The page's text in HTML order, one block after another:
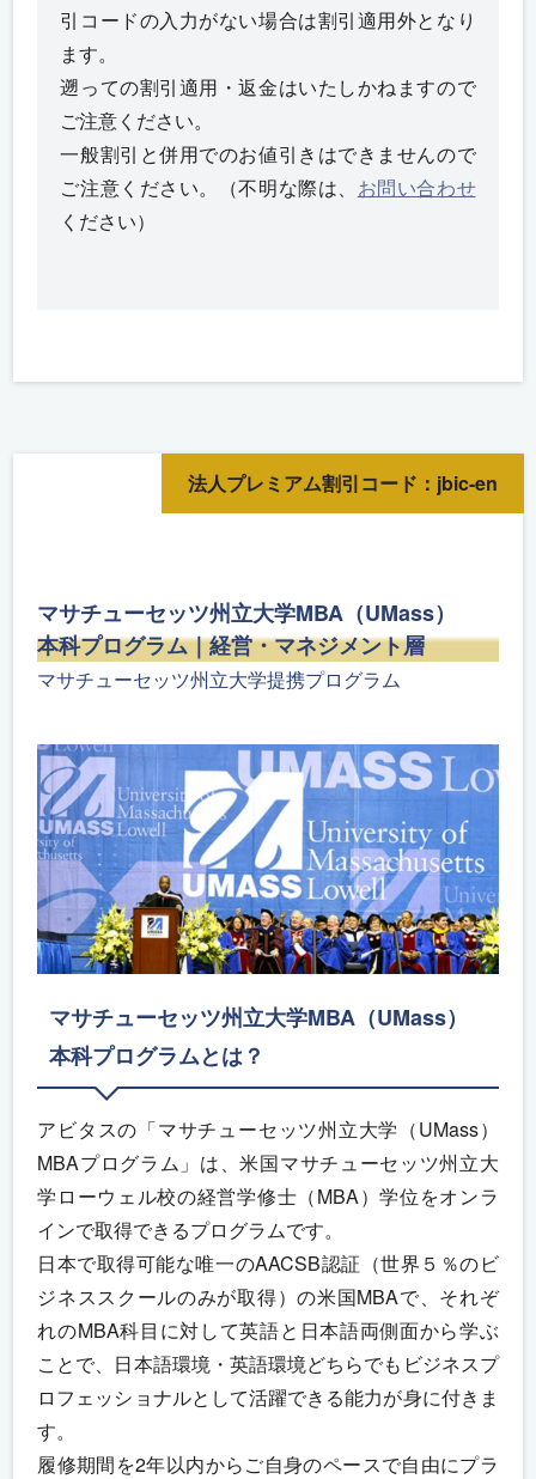
引コードの入力がない場合は割引適用外となり
ます。
遡っての割引適用・返金はいたしかねますので
ご注意ください。
一般割引と併用でのお値引きはできませんので
ご注意ください。（不明な際は、 お問い合わせ
ください）
法人プレミアム割引コード：jbic-en
マサチューセッツ州立大学MBA（UMass）
本科プログラム｜経営・マネジメント層
マサチューセッツ州立大学提携プログラム
マサチューセッツ州立大学MBA（UMass）
本科プログラムとは？
アビタスの「マサチューセッツ州立大学（UMass）
MBAプログラム」は、米国マサチューセッツ州立大
学ローウェル校の経営学修士（MBA）学位をオンラ
インで取得できるプログラムです。
日本で取得可能な唯一のAACSB認証（世界５％のビ
ジネススクールのみが取得）の米国MBAで、それぞ
れのMBA科目に対して英語と日本語両側面から学ぶ
ことで、日本語環境・英語環境どちらでもビジネスプ
ロフェッショナルとして活躍できる能力が身に付きま
す。
履修期間を2年以内からご自身のペースで自由にプラ